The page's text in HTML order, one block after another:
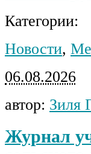
Категории:
Новости,
06.08.2026
автор: Зиля
Журнал